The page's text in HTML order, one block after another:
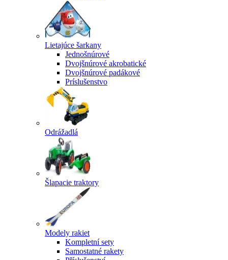
Lietajúce šarkany
Jednošnúrové
Dvojšnúrové akrobatické
Dvojšnúrové padákové
Príslušenstvo
Odrážadlá
Šlapacie traktory
Modely rakiet
Kompletní sety
Samostatné rakety